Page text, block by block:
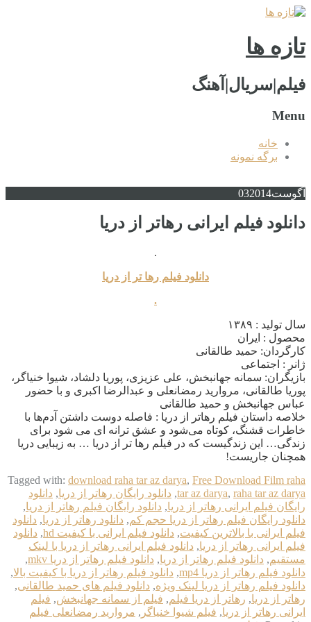
تازه ها
فیلم|سریال|آهنگ
Menu
خانه
برگه نمونه
آگوست 032014
دانلود فیلم ایرانی رهاتر از دریا
.
دانلود فیلم رها تر از دریا
.
سال تولید : ۱۳۸۹
محصول : ایران
کارگردان: حمید طالقانی
ژانر : اجتماعی
بازیگران: سمانه جهانبخش، علی عزیزی، پوریا دلشاد، شیوا خنیاگر،
پوریا طالقانی، مروارید رمضانعلی و عبدالرضا اکبری و با حضور
عباس جهانبخش و حمید طالقانی
خلاصه داستان فیلم رهاتر از دریا : فاصله دوست داشتن آدم‌ها با
خاطرات قشنگ، کوتاه می‌شود و عشق ترانه ای می شود برای
زندگی… این زندگیست که در فیلم رها تر از دریا … به زیبایی دریا
همچنان جاریست!
Tagged with: download raha tar az darya, Free Download Film raha
tar az darya, raha tar az darya
, دانلود رایگان رهاتر از دریا, دانلود
رایگان فیلم ایرانی رهاتر از دریا, دانلود رایگان فیلم رهاتر از دریا,
دانلود رایگان فیلم رهاتر از دریا حجم کم, دانلود رهاتر از دریا, دانلود
فیلم ایرانی با بالاترین کیفیت, دانلود فیلم ایرانی با کیفیت hd , دانلود
فیلم ایرانی رهاتر از دریا, دانلود فیلم ایرانی رهاتر از دریا با لینک
مستقیم, دانلود فیلم رهاتر از دریا, دانلود فیلم رهاتر از دریا mkv
,
دانلود فیلم رهاتر از دریا mp4
, دانلود فیلم رهاتر از دریا با کیفیت بالا,
دانلود فیلم رهاتر از دریا لینک ویژه, دانلود فیلم های حمید طالقانی,
رهاتر از دریا, رهاتر از دریا فیلم, فیلم از سمانه جهانبخش, فیلم
ایرانی رهاتر از دریا, فیلم شیوا خنیاگر , مروارید رمضانعلی فیلم